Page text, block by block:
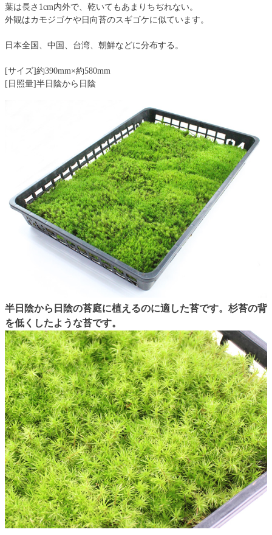
葉は長さ1cm内外で、乾いてもあまりちぢれない。
外観はカモジゴケや日向苔のスギゴケに似ています。
日本全国、中国、台湾、朝鮮などに分布する。
[サイズ]約390mm×約580mm
[日照量]半日陰から日陰
半日陰から日陰の苔庭に植えるのに適した苔です。杉苔の背
を低くしたような苔です。